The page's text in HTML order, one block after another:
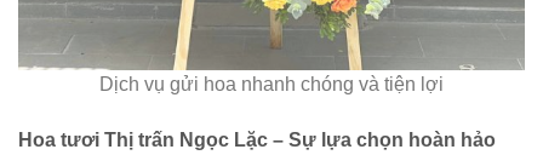
Dịch vụ gửi hoa nhanh chóng và tiện lợi
Hoa tươi Thị trấn Ngọc Lặc – Sự lựa chọn hoàn hảo